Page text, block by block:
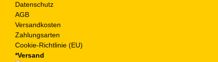
Datenschutz
AGB
Versandkosten
Zahlungsarten
Cookie-Richtlinie (EU)
*Versand